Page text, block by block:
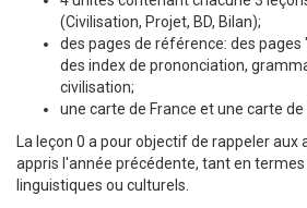
(Civilisation, Projet, BD, Bilan);
des pages de référence: des
des index de prononciation,
civilisation;
une carte de France et une carte
La leçon 0 a pour objectif de rappeler aux
appris l'année précédente, tant en
linguistiques ou culturels.